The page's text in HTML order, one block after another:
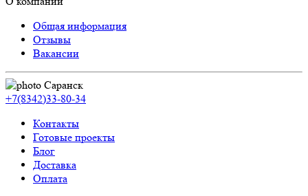
Общая информация
Отзывы
Вакансии
Саранск
+7(8342)33-80-34
Контакты
Готовые проекты
Блог
Доставка
Оплата